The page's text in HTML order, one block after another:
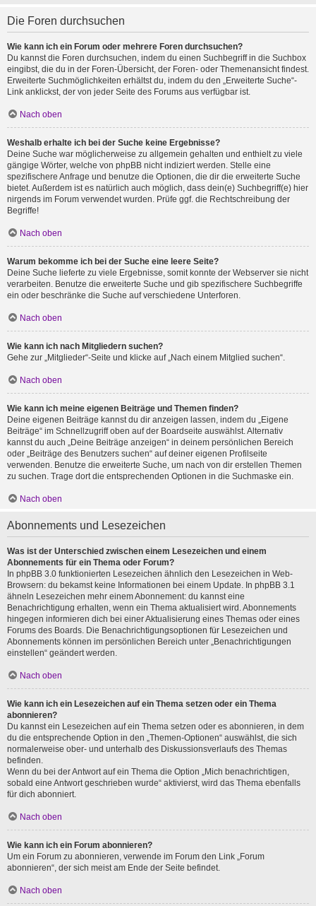
Die Foren durchsuchen
Wie kann ich ein Forum oder mehrere Foren durchsuchen?
Du kannst die Foren durchsuchen, indem du einen Suchbegriff in die Suchbox
eingibst, die du in der Foren-Übersicht, der Foren- oder Themenansicht findest.
Erweiterte Suchmöglichkeiten erhältst du, indem du den „Erweiterte Suche“-
Link anklickst, der von jeder Seite des Forums aus verfügbar ist.
Nach oben
Weshalb erhalte ich bei der Suche keine Ergebnisse?
Deine Suche war möglicherweise zu allgemein gehalten und enthielt zu viele
gängige Wörter, welche von phpBB nicht indiziert werden. Stelle eine
spezifischere Anfrage und benutze die Optionen, die dir die erweiterte Suche
bietet. Außerdem ist es natürlich auch möglich, dass dein(e) Suchbegriff(e) hier
nirgends im Forum verwendet wurden. Prüfe ggf. die Rechtschreibung der
Begriffe!
Nach oben
Warum bekomme ich bei der Suche eine leere Seite?
Deine Suche lieferte zu viele Ergebnisse, somit konnte der Webserver sie nicht
verarbeiten. Benutze die erweiterte Suche und gib spezifischere Suchbegriffe
ein oder beschränke die Suche auf verschiedene Unterforen.
Nach oben
Wie kann ich nach Mitgliedern suchen?
Gehe zur „Mitglieder“-Seite und klicke auf „Nach einem Mitglied suchen“.
Nach oben
Wie kann ich meine eigenen Beiträge und Themen finden?
Deine eigenen Beiträge kannst du dir anzeigen lassen, indem du „Eigene
Beiträge“ im Schnellzugriff oben auf der Boardseite auswählst. Alternativ
kannst du auch „Deine Beiträge anzeigen“ in deinem persönlichen Bereich
oder „Beiträge des Benutzers suchen“ auf deiner eigenen Profilseite
verwenden. Benutze die erweiterte Suche, um nach von dir erstellen Themen
zu suchen. Trage dort die entsprechenden Optionen in die Suchmaske ein.
Nach oben
Abonnements und Lesezeichen
Was ist der Unterschied zwischen einem Lesezeichen und einem
Abonnements für ein Thema oder Forum?
In phpBB 3.0 funktionierten Lesezeichen ähnlich den Lesezeichen in Web-
Browsern: du bekamst keine Informationen bei einem Update. In phpBB 3.1
ähneln Lesezeichen mehr einem Abonnement: du kannst eine
Benachrichtigung erhalten, wenn ein Thema aktualisiert wird. Abonnements
hingegen informieren dich bei einer Aktualisierung eines Themas oder eines
Forums des Boards. Die Benachrichtigungsoptionen für Lesezeichen und
Abonnements können im persönlichen Bereich unter „Benachrichtigungen
einstellen“ geändert werden.
Nach oben
Wie kann ich ein Lesezeichen auf ein Thema setzen oder ein Thema
abonnieren?
Du kannst ein Lesezeichen auf ein Thema setzen oder es abonnieren, in dem
du die entsprechende Option in den „Themen-Optionen“ auswählst, die sich
normalerweise ober- und unterhalb des Diskussionsverlaufs des Themas
befinden.
Wenn du bei der Antwort auf ein Thema die Option „Mich benachrichtigen,
sobald eine Antwort geschrieben wurde“ aktivierst, wird das Thema ebenfalls
für dich abonniert.
Nach oben
Wie kann ich ein Forum abonnieren?
Um ein Forum zu abonnieren, verwende im Forum den Link „Forum
abonnieren“, der sich meist am Ende der Seite befindet.
Nach oben